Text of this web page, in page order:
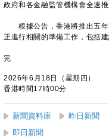
政府和各金融監管機構會全速推
根據公告，香港將推出五年
正進行相關的準備工作，包括
完
2026年6月18日（星期四）
香港時間17時00分
新聞資料庫 昨日新聞
即日新聞